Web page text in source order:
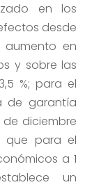
en los
desde
en
y sobre las
%; para el
de garantía
diciembre
que para el
a 1
un